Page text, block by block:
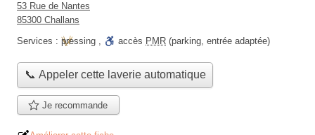
53 Rue de Nantes
85300 Challans
Services : pressing , accès PMR (parking, entrée adaptée)
📞 Appeler cette laverie automatique
Je recommande